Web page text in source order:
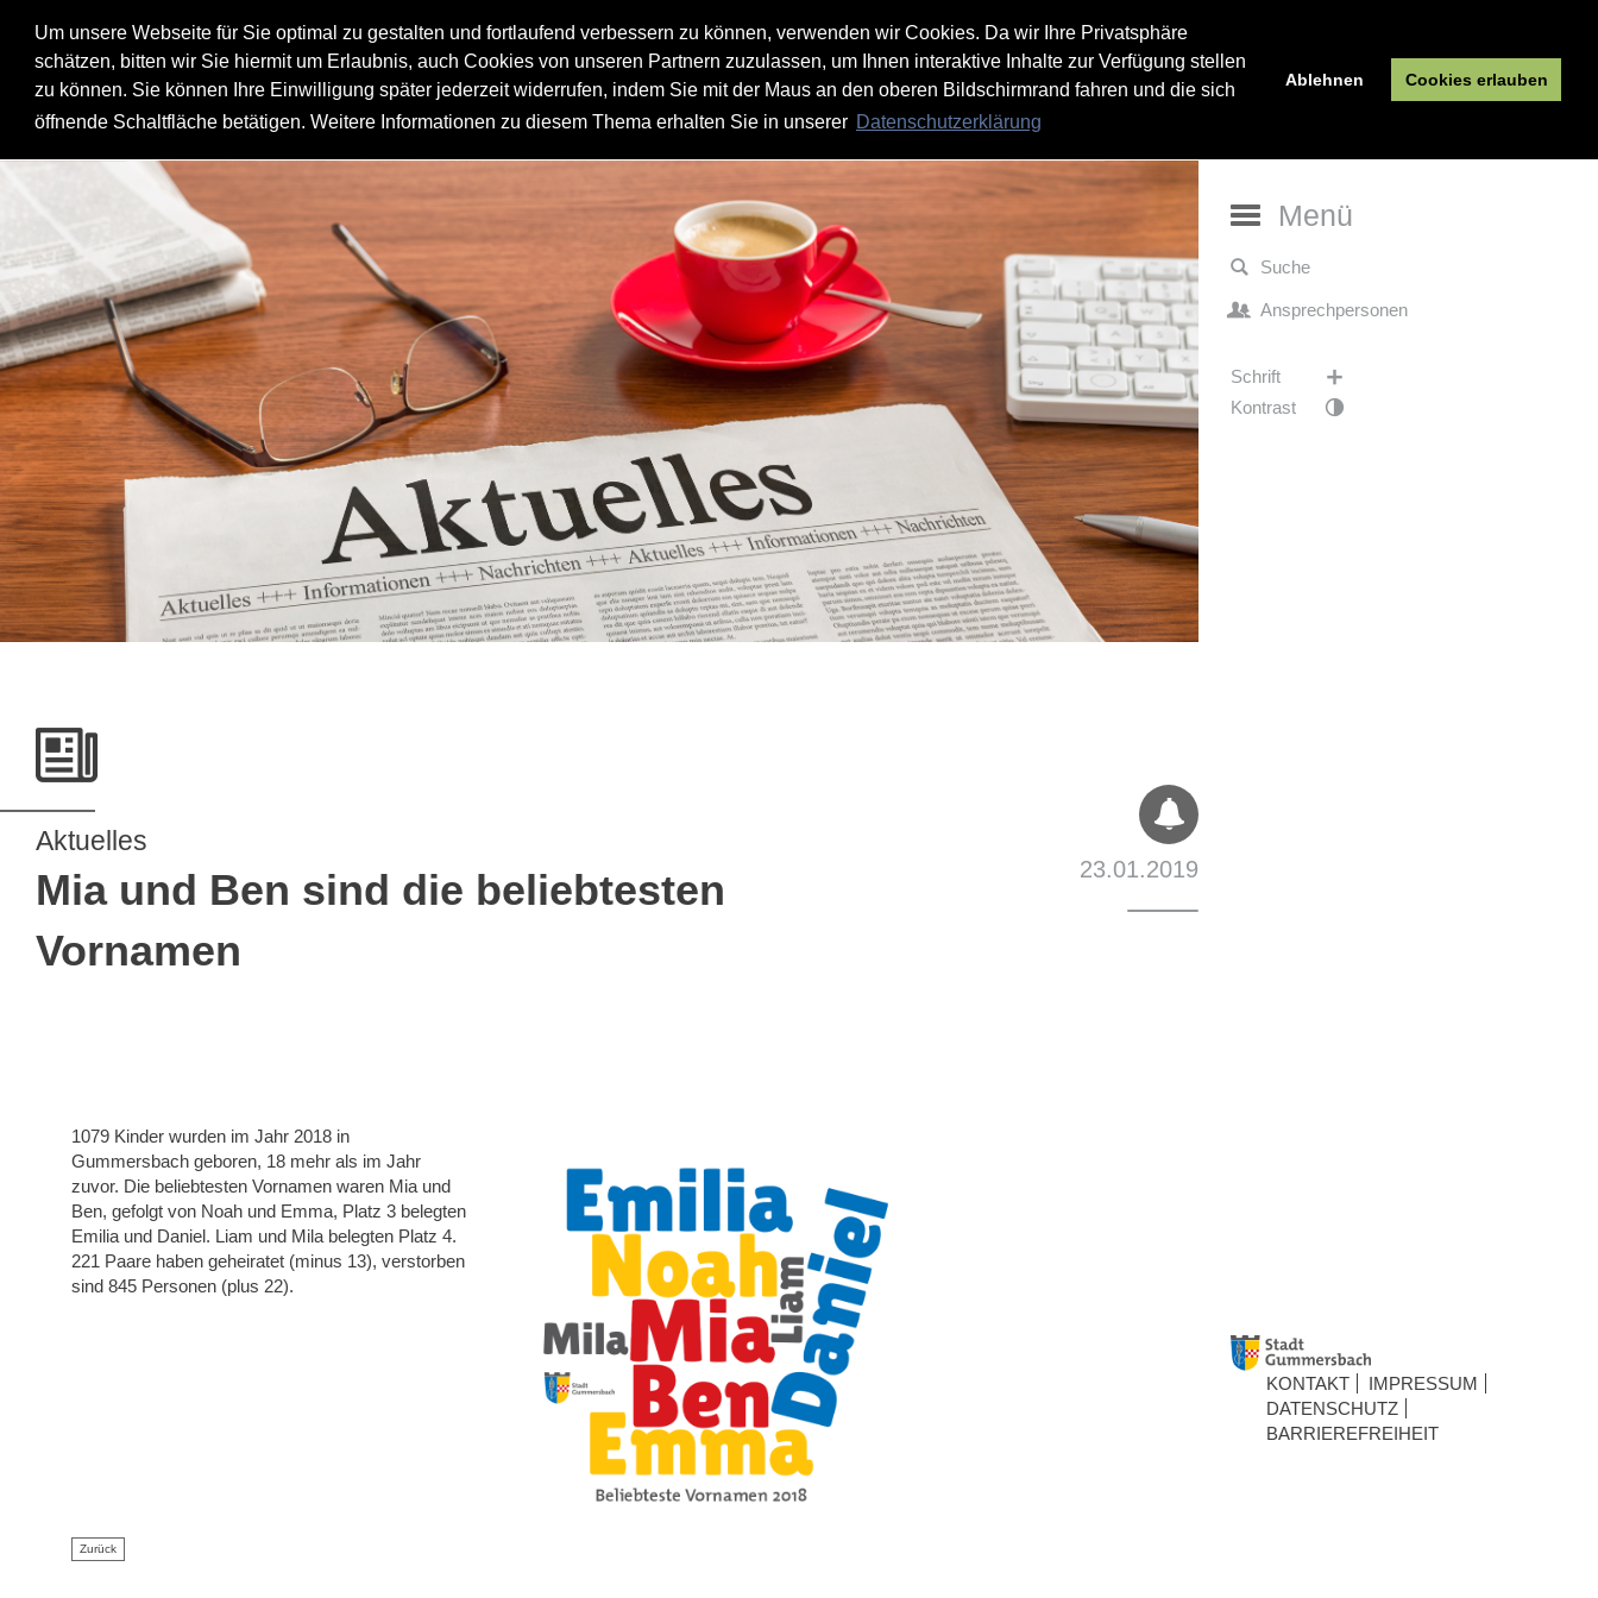
Um unsere Webseite für Sie optimal zu gestalten und fortlaufend verbessern zu können, verwenden wir Cookies. Da wir Ihre Privatsphäre
schätzen, bitten wir Sie hiermit um Erlaubnis, auch Cookies von unseren Partnern zuzulassen, um Ihnen interaktive Inhalte zur Verfügung stellen
zu können. Sie können Ihre Einwilligung später jederzeit widerrufen, indem Sie mit der Maus an den oberen Bildschirmrand fahren und die sich
öffnende Schaltfläche betätigen. Weitere Informationen zu diesem Thema erhalten Sie in unserer Datenschutzerklärung
Ablehnen Cookies erlauben
Menü
Suche
Ansprechpersonen
Schrift
Kontrast
Aktuelles
Mia und Ben sind die beliebtesten
Vornamen
1079 Kinder wurden im Jahr 2018 in
Gummersbach geboren, 18 mehr als im Jahr
zuvor. Die beliebtesten Vornamen waren Mia und
Ben, gefolgt von Noah und Emma, Platz 3 belegten
Emilia und Daniel. Liam und Mila belegten Platz 4.
221 Paare haben geheiratet (minus 13), verstorben
sind 845 Personen (plus 22).
Zurück
23.01.2019
KONTAKT
IMPRESSUM
DATENSCHUTZ
BARRIEREFREIHEIT